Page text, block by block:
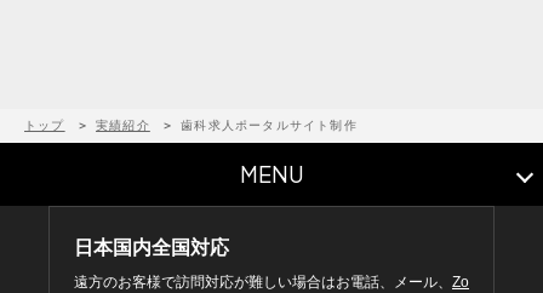
トップ 実績紹介 歯科求人ポータルサイト制作
MENU
日本国内全国対応
遠方のお客様で訪問対応が難しい場合はお電話、メール、 Zo